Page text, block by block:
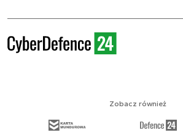
Zobacz również